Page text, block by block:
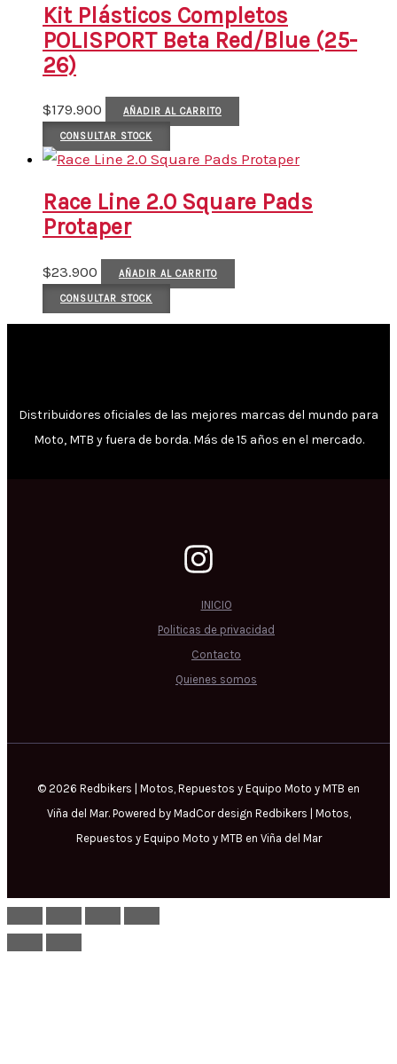
Kit Plásticos Completos
POLISPORT Beta Red/Blue (25-
26)
$179.900 AÑADIR AL CARRITO
CONSULTAR STOCK
Race Line 2.0 Square Pads
Protaper
$23.900 AÑADIR AL CARRITO
CONSULTAR STOCK
Distribuidores oficiales de las mejores marcas del mundo para
Moto, MTB y fuera de borda. Más de 15 años en el mercado.
INICIO
Politicas de privacidad
Contacto
Quienes somos
© 2026 Redbikers | Motos, Repuestos y Equipo Moto y MTB en
Viña del Mar. Powered by MadCor design Redbikers | Motos,
Repuestos y Equipo Moto y MTB en Viña del Mar